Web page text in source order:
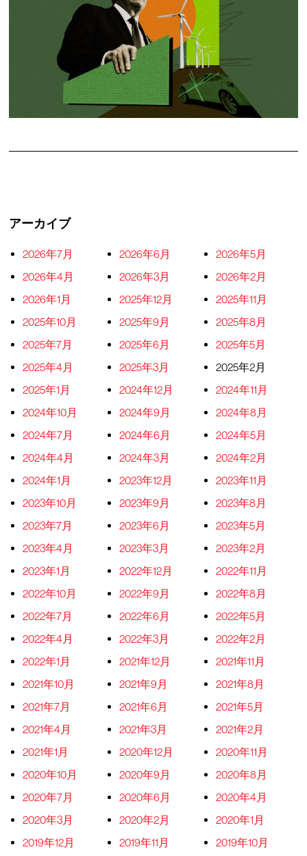
アーカイブ
2026年7月 2026年6月
2026年5月
2026年4月
2026年3月
2026年2月
2026年1月
2025年12月
2025年11月
2025年10月
2025年9月
2025年8月
2025年7月
2025年6月
2025年5月
2025年4月
2025年3月
2025年2月
2025年1月
2024年12月
2024年11月
2024年10月
2024年9月
2024年8月
2024年7月
2024年6月
2024年5月
2024年4月
2024年3月
2024年2月
2024年1月
2023年12月
2023年11月
2023年10月
2023年9月
2023年8月
2023年7月
2023年6月
2023年5月
2023年4月
2023年3月
2023年2月
2023年1月
2022年12月
2022年11月
2022年10月
2022年9月
2022年8月
2022年7月
2022年6月
2022年5月
2022年4月
2022年3月
2022年2月
2022年1月
2021年12月
2021年11月
2021年10月
2021年9月
2021年8月
2021年7月
2021年6月
2021年5月
2021年4月
2021年3月
2021年2月
2021年1月
2020年12月
2020年11月
2020年10月
2020年9月
2020年8月
2020年7月
2020年6月
2020年4月
2020年3月
2020年2月
2020年1月
2019年12月
2019年11月
2019年10月